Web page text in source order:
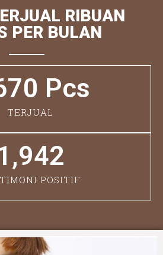
RIBUAN
PER BULAN
Pcs
TERJUAL
POSITIF